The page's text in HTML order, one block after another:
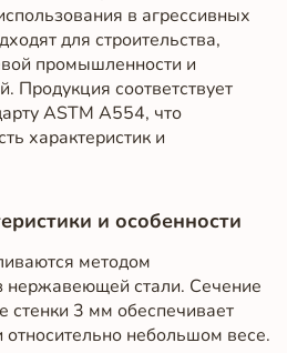
в агрессивных
для строительства,
промышленности и
Продукция соответствует
ASTM A554, что
характеристик и
и особенности
методом
нержавеющей стали. Сечение
3 мм обеспечивает
небольшом весе.